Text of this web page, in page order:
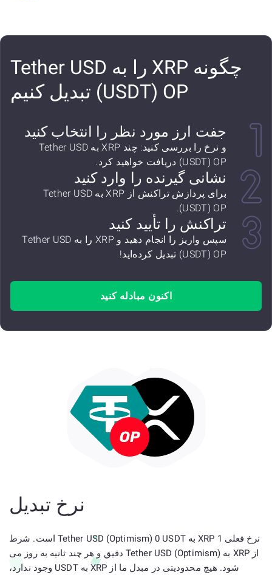
چگونه XRP را به Tether USD
(USDT) OP تبدیل کنیم
جفت ارز مورد نظر را انتخاب کنید
و نرخ را بررسی کنید: چند XRP به Tether USD
(USDT) OP دریافت خواهید کرد.
نشانی گیرنده را وارد کنید
برای پردازش تراکنش از XRP به Tether USD
(USDT) OP.
تراکنش را تأیید کنید
سپس واریز را انجام دهید و XRP را به Tether USD
(USDT) OP تبدیل کرده‌اید!
اکنون مبادله کنید
نرخ تبدیل
نرخ فعلی 1 XRP به Tether USD (Optimism) 0 USDT است. شرط
از XRP به Tether USD (Optimism) دقیق و هر چند ثانیه به روز می
شود. هیچ محدودیتی در مبدل ما از XRP به USDT وجود ندارد،